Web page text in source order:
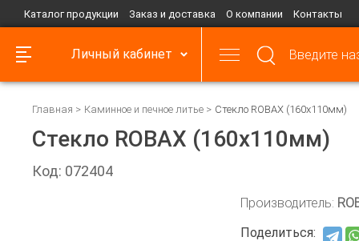
Каталог продукции Заказ и доставка О компании Контакты
Личный кабинет
Главная Каминное и печное литье Стекло ROBAX (160х110мм)
Стекло ROBAX (160х110мм)
Код: 072404
Производитель:
Поделиться: